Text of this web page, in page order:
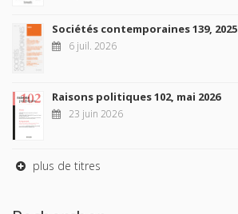
Sociétés contemporaines 139, 2025
6 juil. 2026
Raisons politiques 102, mai 2026
23 juin 2026
plus de titres